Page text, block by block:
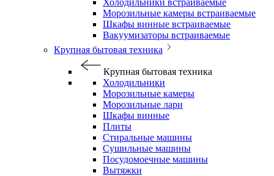
Холодильники встраиваемые
Морозильные камеры встраиваемые
Шкафы винные встраиваемые
Вакуумизаторы встраиваемые
Крупная бытовая техника
Крупная бытовая техника
Холодильники
Морозильные камеры
Морозильные лари
Шкафы винные
Плиты
Стиральные машины
Сушильные машины
Посудомоечные машины
Вытяжки